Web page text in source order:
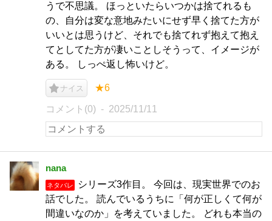
うで不思議。 ほっといたらいつかは捨てれるも
の、自分は変な意地みたいにせず早く捨てた方が
いいとは思うけど、それでも捨てれず抱えて抱え
てとしてた方が凄いことしそうって、イメージが
ある。 しっぺ返し怖いけど。
ナイス ★6
コメント(0) 2025/11/11
nana
ネタバレ
シリーズ3作目。 今回は、現実世界でのお
話でした。 読んでいるうちに「何が正しくて何が
間違いなのか」を考えていました。 どれも本当の